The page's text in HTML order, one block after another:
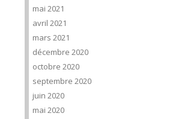
mai 2021
avril 2021
mars 2021
décembre 2020
octobre 2020
septembre 2020
juin 2020
mai 2020